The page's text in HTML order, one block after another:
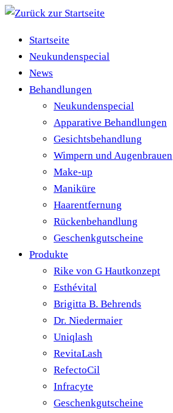
Zum
springenStartseite
Neukundenspecial
News
Behandlungen
Neukundenspecial
Apparative Behandlungen
Gesichtsbehandlung
Wimpern und Augenbrauen
Make-up
Maniküre
Haarentfernung
Rückenbehandlung
Geschenkgutscheine
Produkte
Rike von G Hautkonzept
Esthévital
Brigitta B. Behrends
Dr. Niedermaier
Uniqlash
RevitaLash
RefectoCil
Infracyte
Geschenkgutscheine